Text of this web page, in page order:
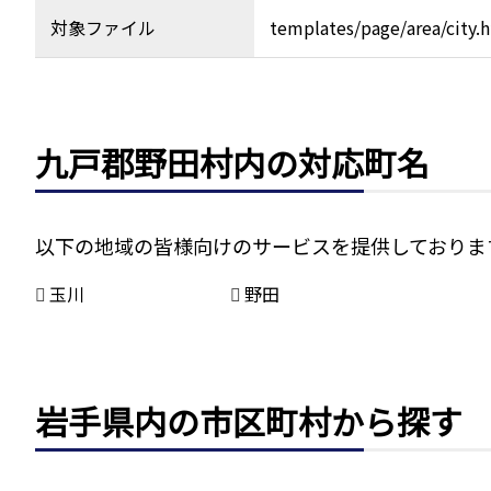
対象ファイル templates/page/area/
九戸郡野田村内の対応町名
以下の地域の皆様向けのサービスを提供しておりま
玉川 野田
岩手県内の市区町村から探す